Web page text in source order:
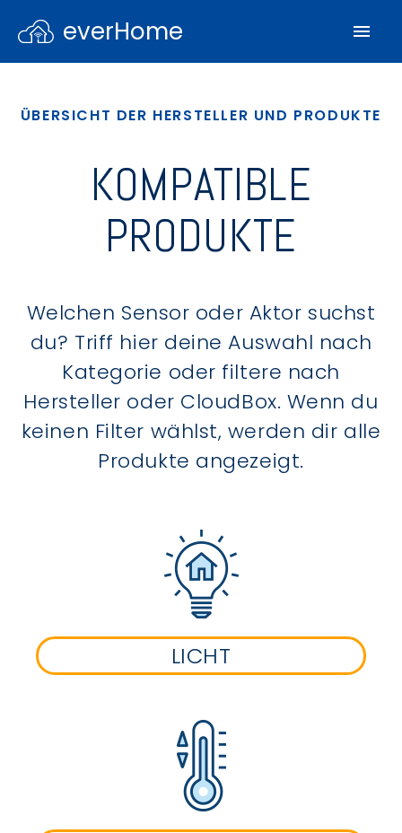
everHome
ÜBERSICHT DER HERSTELLER UND PRODUKTE
KOMPATIBLE
PRODUKTE
Welchen Sensor oder Aktor suchst
du? Triff hier deine Auswahl nach
Kategorie oder filtere nach
Hersteller oder CloudBox. Wenn du
keinen Filter wählst, werden dir alle
Produkte angezeigt.
LICHT